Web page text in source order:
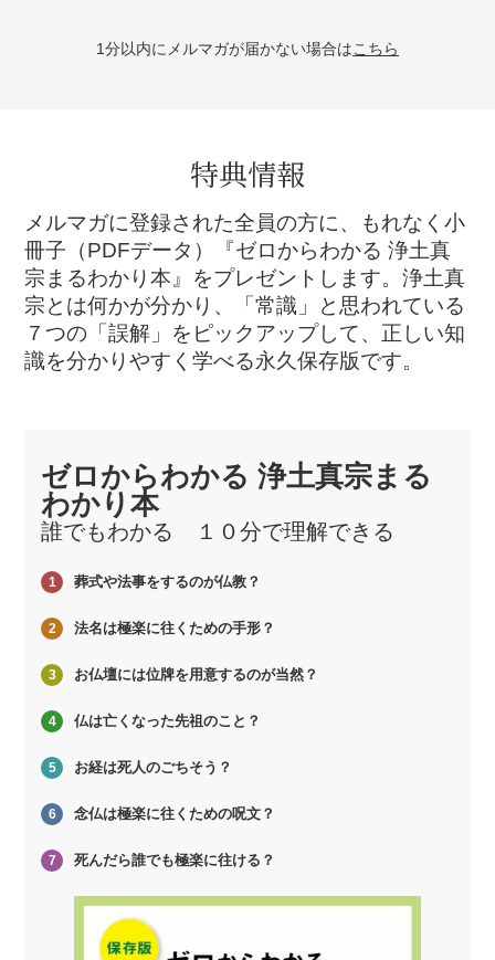
1分以内にメルマガが届かない場合は こちら
特典情報
メルマガに登録された全員の方に、もれなく小
冊子（PDFデータ）『ゼロからわかる 浄土真
宗まるわかり本』をプレゼントします。浄土真
宗とは何かが分かり、「常識」と思われている
７つの「誤解」をピックアップして、正しい知
識を分かりやすく学べる永久保存版です。
ゼロからわかる 浄土真宗まる
わかり本
誰でもわかる １０分で理解できる
1 葬式や法事をするのが仏教？
2 法名は極楽に往くための手形？
3 お仏壇には位牌を用意するのが当然？
4 仏は亡くなった先祖のこと？
5 お経は死人のごちそう？
6 念仏は極楽に往くための呪文？
7 死んだら誰でも極楽に往ける？